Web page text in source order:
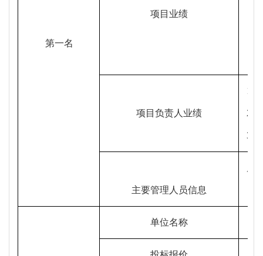
第一名
项目业绩
项目负责人业绩
1.
2.
3.
主要管理人员信息
单位名称